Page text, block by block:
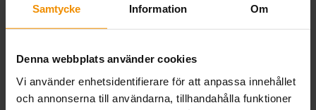
Samtycke Information Om
Denna webbplats använder cookies
Vi använder enhetsidentifierare för att anpassa innehållet
och annonserna till användarna, tillhandahålla funktioner
SMÅA i Almedalen 2026
03 juli, 2026
SMÅA deltog i Almedalsveckan för att lyfta
företagarnas villkor, knyta nya kontakter och stärka